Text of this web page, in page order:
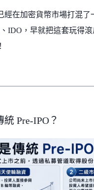
經在加密貨幣市場打混了
IDO，早就把這套玩得
Pre-IPO？